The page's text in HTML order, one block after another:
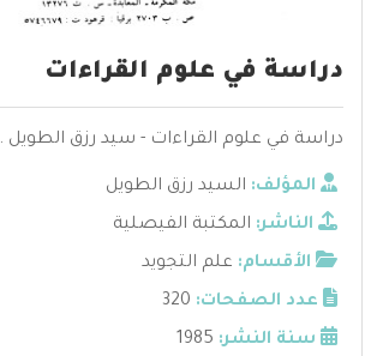
دراسة في علوم القراءات
دراسة في علوم القراءات - سيد رزق الطويل .
المؤلف: السيد رزق الطويل
الناشر: المكتبة الفيصلية
الأقسام: علم التجويد
عدد الصفحات: 320
سنة النشر: 1985